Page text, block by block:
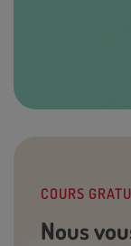
COURS
Nous